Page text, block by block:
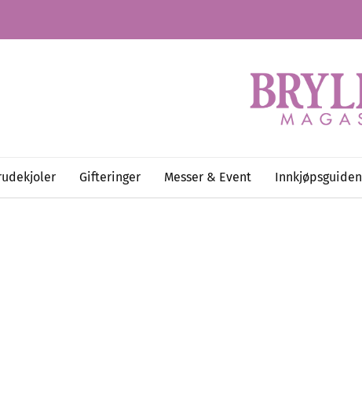
Gifteringer Messer & Event Innkjøpsguiden